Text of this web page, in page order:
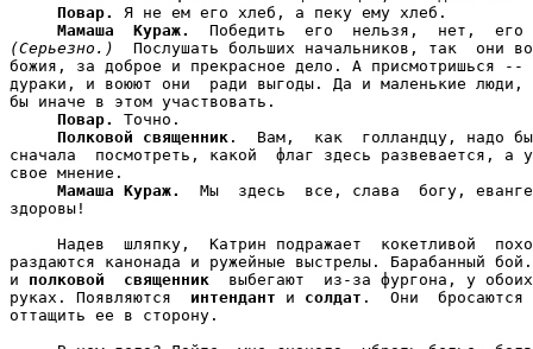
Повар.
Я не ем его хлеб, а пеку ему хлеб.
Мамаша  Кураж.
(Серьезно.)
Послушать больших начальников, так  они
божия, за доброе и прекрасное дело. А присмотришься
дураки, и воюют они  ради выгоды. Да и маленькие
бы иначе в этом участвовать.
Повар.
Точно.
Полковой священник .  Вам,  как  голландцу, надо
сначала  посмотреть, какой  флаг здесь развевается, а
свое мнение.
Мамаша Кураж.
Мы  здесь  все, слава  богу,
здоровы!
Надев  шляпку,  Катрин подражает  кокетливой
раздаются канонада и ружейные выстрелы. Барабанный
и полковой  священник
выбегают  из-за фургона, у
руках. Появляются интендант и солдат .  Они
оттащить ее в сторону.